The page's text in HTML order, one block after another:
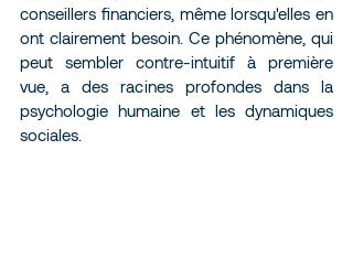
conseillers financiers, même lorsqu'elles en
ont clairement besoin. Ce phénomène, qui
peut sembler contre-intuitif à première
vue, a des racines profondes dans la
psychologie humaine et les dynamiques
sociales.